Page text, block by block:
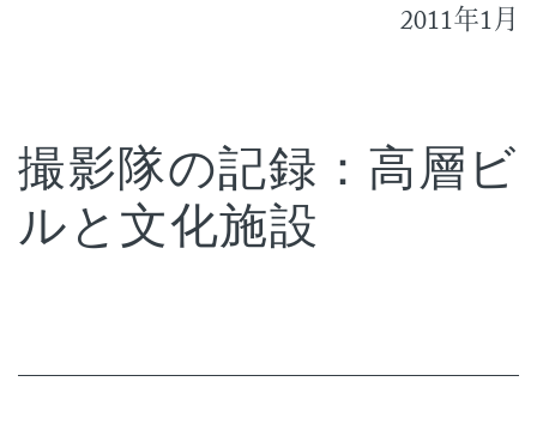
撮影隊の記録：高層ビ
ルと文化施設
2011年1 月